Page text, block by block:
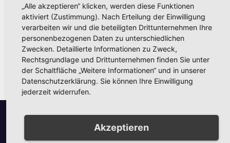
Jörg Seidel – Remembering Nat King
Cole
Schützenfest Arnsberg
„Alle akzeptieren“ klicken, werden diese Funktionen
aktiviert (Zustimmung). Nach Erteilung der Einwilligung
verarbeiten wir und die beteiligten Drittunternehmen Ihre
personenbezogenen Daten zu unterschiedlichen
Zwecken. Detaillierte Informationen zu Zweck,
Rechtsgrundlage und Drittunternehmen finden Sie unter
der Schaltfläche „Weitere Informationen“ und in unserer
Datenschutzerklärung. Sie können Ihre Einwilligung
jederzeit widerrufen.
Akzeptieren